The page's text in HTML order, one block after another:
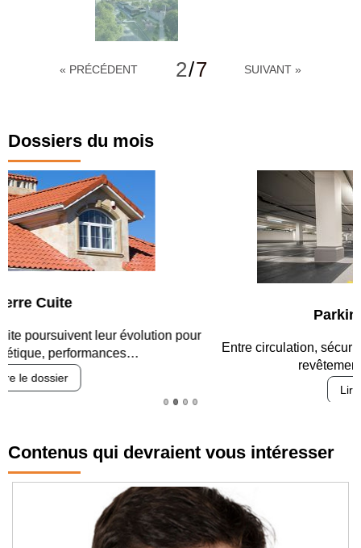
« PRÉCÉDENT 2/7 SUIVANT »
Dossiers du mois
Entre circulation, sécurisation des accès, durabilité des
Contenus qui devraient vous intéresser